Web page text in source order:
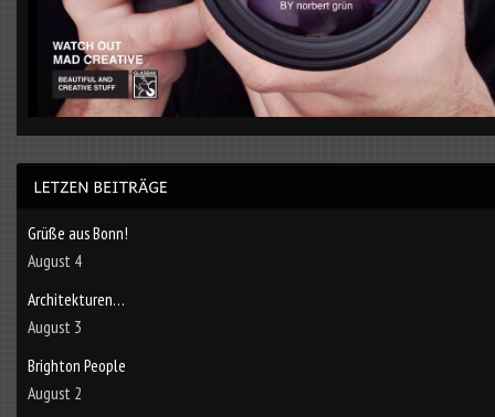
Grüße aus Bonn!
August 4
Architekturen…
August 3
Brighton People
August 2